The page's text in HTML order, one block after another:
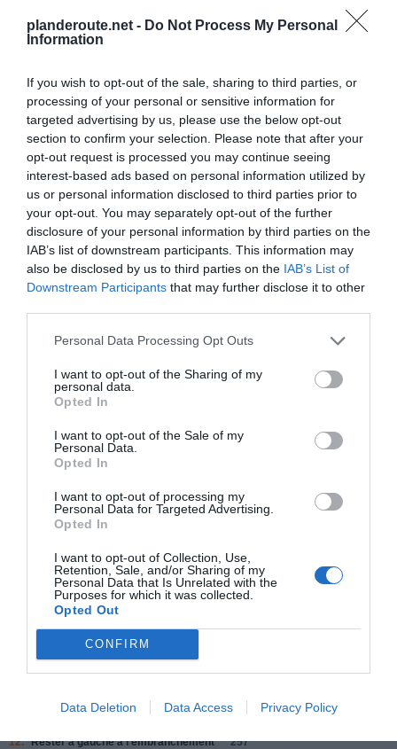
planderoute.net - Do Not Process My Personal
Information
If you wish to opt-out of the sale, sharing to third parties, or
processing of your personal or sensitive information for
targeted advertising by us, please use the below opt-out
section to confirm your selection. Please note that after your
opt-out request is processed you may continue seeing
interest-based ads based on personal information utilized by
us or personal information disclosed to third parties prior to
your opt-out. You may separately opt-out of the further
disclosure of your personal information by third parties on the
IAB’s list of downstream participants. This information may
also be disclosed by us to third parties on the IAB’s List of
Downstream Participants that may further disclose it to other
Personal Data Processing Opt Outs
I want to opt-out of the Sharing of my
personal data.
Opted In
I want to opt-out of the Sale of my
Personal Data.
Opted In
I want to opt-out of processing my
Personal Data for Targeted Advertising.
Opted In
I want to opt-out of Collection, Use,
Retention, Sale, and/or Sharing of my
Personal Data that Is Unrelated with the
Purposes for which it was collected.
Opted Out
CONFIRM
Data Deletion Data Access Privacy Policy
Vérifiez la météo dans votre voyage
Places à proximité de votre itinéraire (moins de 30)
Facebook Partager cette voie
Itinéraire
tiempo estimado 4 heures 1 minute)
Prendre la direction
Au rond-point, prendre la
Rester sur la file degauchepour
continuer surN90
0,2 km
continuer sur N90
Au rond-point, prendre la2e sortie 1,0 km
Au rond-point, prendre la
Au rond-point, prendre la
Continuer surN90A
59,6
Tourner àdroite 0,8 km
12. Rester àgaucheà l'embranchement
257
Autres forfaits
346 km, estimation du
341 km, estimation du